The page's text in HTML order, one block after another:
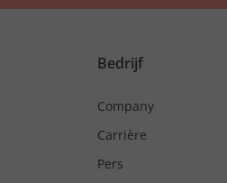
Bedrijf
Company
Carrière
Pers